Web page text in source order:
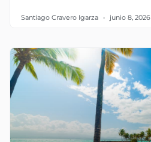
Santiago Cravero Igarza junio 8, 2026